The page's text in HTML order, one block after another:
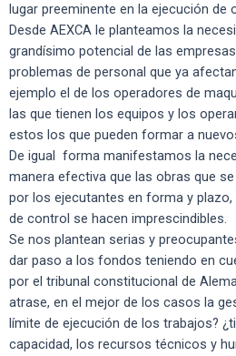
lugar preeminente en la ejecución de
Desde AEXCA le planteamos la
grandísimo potencial de las
problemas de personal que ya
ejemplo el de los operadores de
las que tienen los equipos y los
estos los que pueden formar a
De igual forma manifestamos la
manera efectiva que las obras que
por los ejecutantes en forma y
de control se hacen imprescindibles.
Se nos plantean serias y
dar paso a los fondos teniendo en
por el tribunal constitucional de
atrase, en el mejor de los casos la
límite de ejecución de los trabajos?
capacidad, los recursos técnicos y